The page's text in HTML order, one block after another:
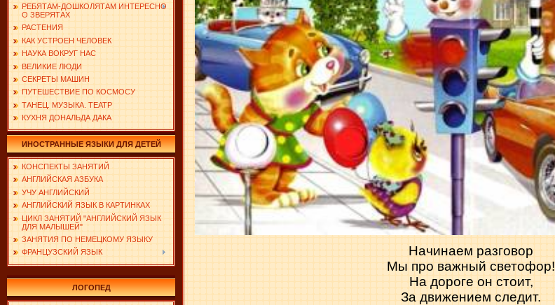
РЕБЯТАМ-ДОШКОЛЯТАМ ИНТЕРЕСНО
О ЗВЕРЯТАХ
РАСТЕНИЯ
КАК УСТРОЕН ЧЕЛОВЕК
НАУКА ВОКРУГ НАС
ВЕЛИКИЕ ЛЮДИ
СЕКРЕТЫ МАШИН
ПУТЕШЕСТВИЕ ПО КОСМОСУ
ТАНЕЦ. МУЗЫКА. ТЕАТР
КУХНЯ ДОНАЛЬДА ДАКА
ИНОСТРАННЫЕ ЯЗЫКИ ДЛЯ ДЕТЕЙ
КОНСПЕКТЫ ЗАНЯТИЙ
АНГЛИЙСКАЯ АЗБУКА
УЧУ АНГЛИЙСКИЙ
АНГЛИЙСКИЙ ЯЗЫК В КАРТИНКАХ
ЦИКЛ ЗАНЯТИЙ "АНГЛИЙСКИЙ ЯЗЫК
ДЛЯ МАЛЫШЕЙ"
ЗАНЯТИЯ ПО НЕМЕЦКОМУ ЯЗЫКУ
ФРАНЦУЗСКИЙ ЯЗЫК
ЛОГОПЕД
Начинаем разговор
Мы про важный светофор!
На дороге он стоит,
За движением следит.